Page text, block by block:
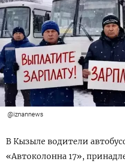
@iznannews
В Кызыле водители
«Автоколонна 17»,